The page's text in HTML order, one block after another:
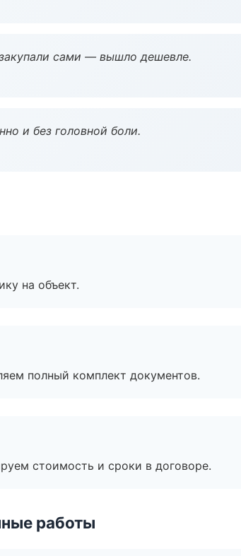
сами — вышло дешевле.
и без головной боли.
на объект.
полный комплект документов.
стоимость и сроки в договоре.
работы